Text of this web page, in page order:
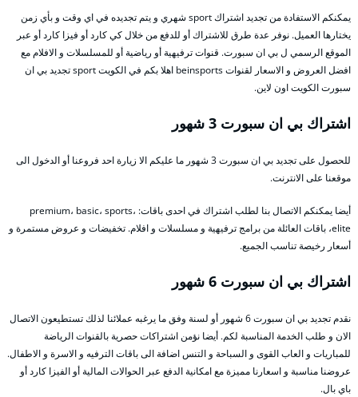
يمكنكم الاستفادة من تجديد اشتراك sport شهري و يتم تجديده في اي وقت و بأي زمن
يختارها العميل. نوفر عدة طرق للاشتراك أو للدفع من خلال كي كارد أو فيزا كارد أو عبر
الموقع الرسمي ل بي ان سبورت. قنوات ترفيهية أو رياضية أو للمسلسلات و الافلام مع
افضل العروض و الاسعار لقنوات beinsports اهلا بكم في الكويت sport تجديد بي ان
سبورت الكويت اون لاين.
اشتراك بي ان سبورت 3 شهور
للحصول على تجديد بي ان سبورت 3 شهور ما عليكم الا زيارة احد فروعنا أو الدخول الى
موقعنا على الانترنت.
أيضا يمكنكم الاتصال بنا لطلب اشتراك في احدى باقات: premium، basic، sports،
elite، باقات العائلة من برامج ترفيهية و مسلسلات و افلام. تخفيضات و عروض مستمرة و
أسعار رخيصة تناسب الجميع.
اشتراك بي ان سبورت 6 شهور
نقدم تجديد بي ان سبورت 6 شهور أو لسنة وفق ما يرغبه عملائنا لذلك تستطيعون الاتصال
الان و طلب الخدمة المناسبة لكم. أيضا نؤمن اشتراكات حصرية بالقنوات الرياضة
للمباريات و العاب القوى و السباحة و التنس اضافة الى باقات الترفيه و الاسرة و الاطفال.
عروضنا مناسبة و اسعارنا مميزة مع امكانية الدفع عبر الحوالات المالية أو الفيزا كارد أو
باي بال.